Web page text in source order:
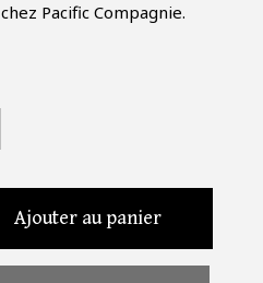
chez Pacific Compagnie.
Ajouter au panier